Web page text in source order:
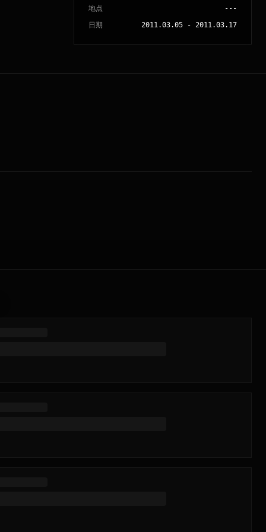
地点
---
日期
2011.03.05 - 2011.03.17